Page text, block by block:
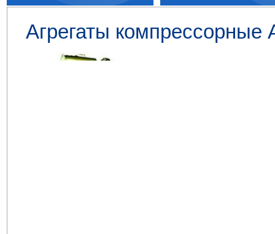
Агрегаты компрессорные